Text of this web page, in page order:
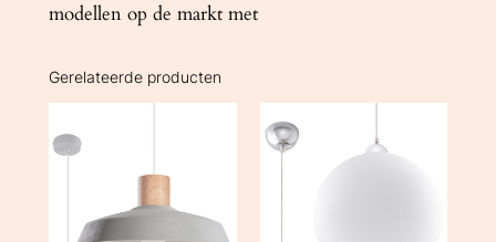
modellen op de markt met
Gerelateerde producten